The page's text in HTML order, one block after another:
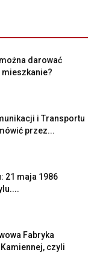
darować
mieszkanie?
i Transportu
przez...
21 maja 1986
Fabryka
czyli